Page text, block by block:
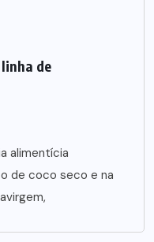
de
alimentícia
de coco seco e na